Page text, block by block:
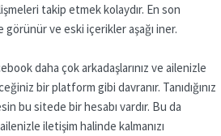
takip etmek kolaydır. En son
ve eski içerikler aşağı iner.
daha çok arkadaşlarınız ve ailenizle
bir platform gibi davranır. Tanıdığınız
bu sitede bir hesabı vardır. Bu da
iletişim halinde kalmanızı